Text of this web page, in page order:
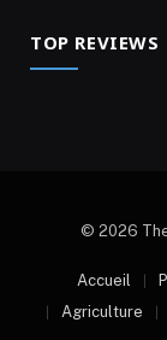
TOP REVIEWS
© 2026
Accueil
Agriculture